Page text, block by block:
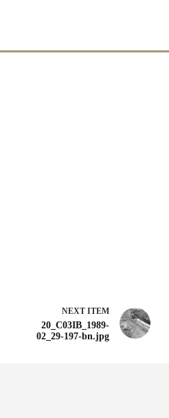
NEXT ITEM
20_C03IB_1989-
02_29-197-bn.jpg